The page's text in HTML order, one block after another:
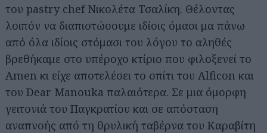
του pastry chef Νικολέτα Τσαλίκη. Θέλοντας
λοιπόν να διαπιστώσουμε ιδίοις όμασι μα πάνω
από όλα ιδίοις στόμασι του λόγου το αληθές
βρεθήκαμε στο υπέροχο κτίριο που φιλοξενεί το
Amen κι είχε αποτελέσει το σπίτι του Alficon και
του Dear Manouka παλαιότερα. Σε μια όμορφη
γειτονιά του Παγκρατίου και σε απόσταση
αναπνοής από τη θρυλική ταβέρνα του Καραβίτη